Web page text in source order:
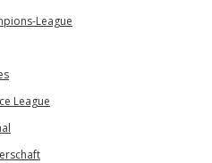
League
League